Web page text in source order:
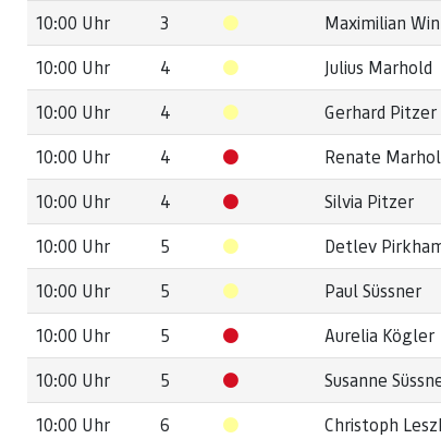
10:00 Uhr
3 Maximilian
10:00 Uhr
4 Julius Marhold
10:00 Uhr
4 Gerhard Pitzer
10:00 Uhr
4 Renate
10:00 Uhr
4 Silvia Pitzer
10:00 Uhr
5 Detlev
10:00 Uhr
5 Paul Süssner
10:00 Uhr
5 Aurelia Kögler
10:00 Uhr
5 Susanne
10:00 Uhr
6 Christoph